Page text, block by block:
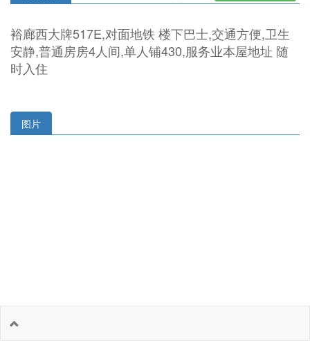
裕廊西大牌517E,对面地铁 楼下巴士,交通方便,卫生
安静,普通房房4人间,单人铺430,服务业本屋地址 随
时入住
图片